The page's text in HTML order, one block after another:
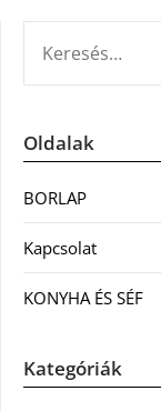
Oldalak
BORLAP
Kapcsolat
KONYHA ÉS SÉF
Kategóriák